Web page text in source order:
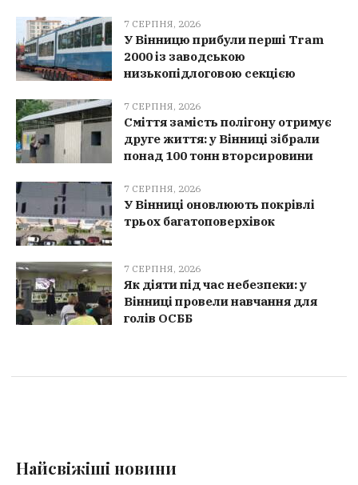
7 СЕРПНЯ, 2026
У Вінницю прибули перші Tram
2000 із заводською
низькопідлоговою секцією
7 СЕРПНЯ, 2026
Сміття замість полігону отримує
друге життя: у Вінниці зібрали
понад 100 тонн вторсировини
7 СЕРПНЯ, 2026
У Вінниці оновлюють покрівлі
трьох багатоповерхівок
7 СЕРПНЯ, 2026
Як діяти під час небезпеки: у
Вінниці провели навчання для
голів ОСББ
Найсвіжіші новини